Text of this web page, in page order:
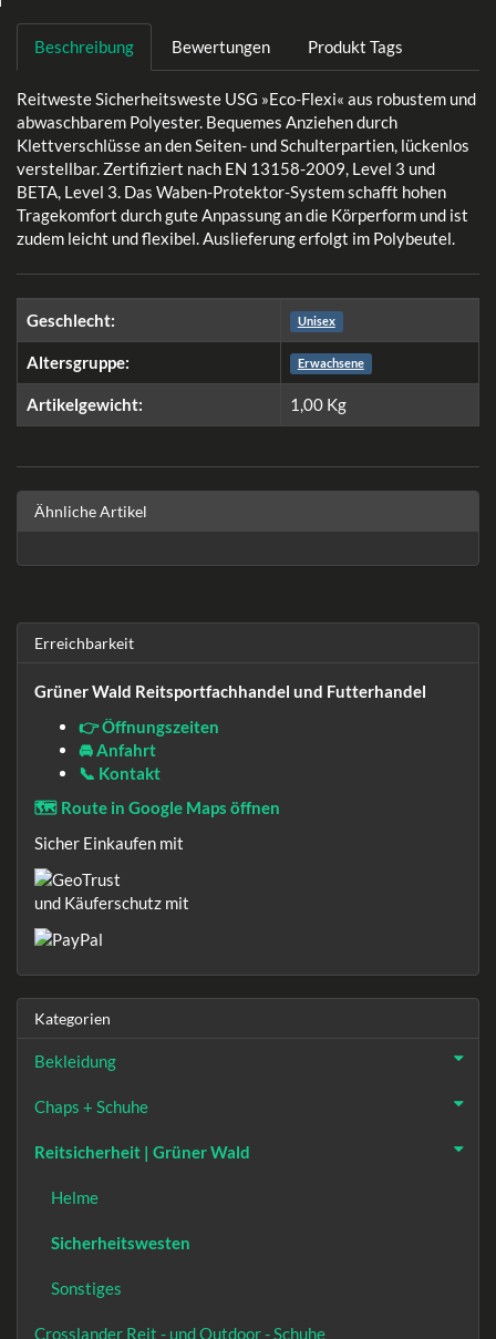
Beschreibung Bewertungen Produkt Tags
Reitweste Sicherheitsweste USG »Eco-Flexi« aus robustem und
abwaschbarem Polyester. Bequemes Anziehen durch
Klettverschlüsse an den Seiten- und Schulterpartien, lückenlos
verstellbar. Zertifiziert nach EN 13158-2009, Level 3 und
BETA, Level 3. Das Waben-Protektor-System schafft hohen
Tragekomfort durch gute Anpassung an die Körperform und ist
zudem leicht und flexibel. Auslieferung erfolgt im Polybeutel.
Geschlecht: Unisex
Altersgruppe: Erwachsene
Artikelgewicht: 1,00 Kg
Ähnliche Artikel
Erreichbarkeit
Grüner Wald Reitsportfachhandel und Futterhandel
👉 Öffnungszeiten
🚘 Anfahrt
📞 Kontakt
🗺️ Route in Google Maps öffnen
Sicher Einkaufen mit
und Käuferschutz mit
Kategorien
Bekleidung
Chaps + Schuhe
Reitsicherheit | Grüner Wald
Helme
Sicherheitswesten
Sonstiges
Crosslander Reit - und Outdoor - Schuhe